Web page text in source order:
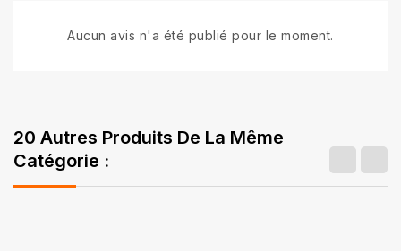
Aucun avis n'a été publié pour le moment.
20 Autres Produits De La Même
Catégorie :